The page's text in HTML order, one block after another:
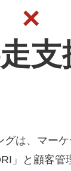
×
支
は、マー
」と顧客管